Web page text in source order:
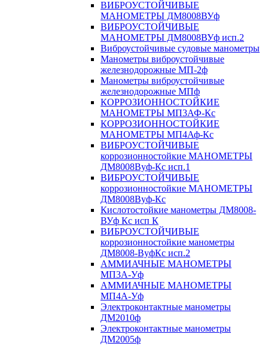
ВИБРОУСТОЙЧИВЫЕ
МАНОМЕТРЫ ДМ8008ВУф
ВИБРОУСТОЙЧИВЫЕ
МАНОМЕТРЫ ДМ8008ВУф исп.2
Виброустойчивые судовые манометры
Манометры виброустойчивые
железнодорожные МП-2ф
Манометры виброустойчивые
железнодорожные МПф
КОРРОЗИОННОСТОЙКИЕ
МАНОМЕТРЫ МП3АФ-Кс
КОРРОЗИОННОСТОЙКИЕ
МАНОМЕТРЫ МП4Аф-Кс
ВИБРОУСТОЙЧИВЫЕ
коррозионностойкие МАНОМЕТРЫ
ДМ8008Вуф-Кс исп.1
ВИБРОУСТОЙЧИВЫЕ
коррозионностойкие МАНОМЕТРЫ
ДМ8008Вуф-Кс
Кислотостойкие манометры ДМ8008-
ВУф Кс исп К
ВИБРОУСТОЙЧИВЫЕ
коррозионностойкие манометры
ДМ8008-ВуфКс исп.2
АММИАЧНЫЕ МАНОМЕТРЫ
МП3А-Уф
АММИАЧНЫЕ МАНОМЕТРЫ
МП4А-Уф
Электроконтактные манометры
ДМ2010ф
Электроконтактные манометры
ДМ2005ф